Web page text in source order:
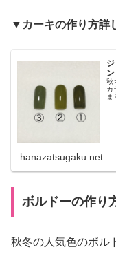
▼カーキの作り方詳
秋
カ
ま
hanazatsugaku.net
ボルドーの作り
秋冬の人気色のボル